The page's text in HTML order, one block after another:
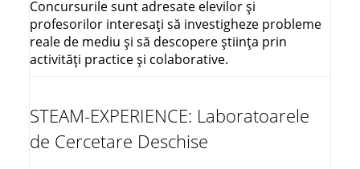
Concursurile sunt adresate elevilor și
profesorilor interesați să investigheze probleme
reale de mediu și să descopere știința prin
activități practice și colaborative.
STEAM-EXPERIENCE: Laboratoarele
de Cercetare Deschise